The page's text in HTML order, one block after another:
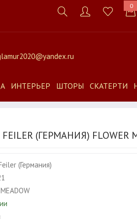
0
ИНТЕРЬЕР ШТОРЫ СКАТЕРТИ
(ГЕРМАНИЯ) FLOWER
(Германия)